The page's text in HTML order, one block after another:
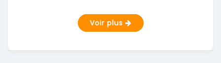
Voir plus